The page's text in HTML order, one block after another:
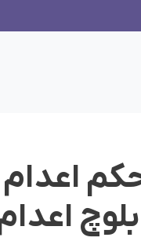
حکم
شده به